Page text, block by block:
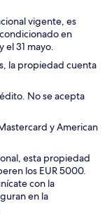
vigente, es
en
el 31 mayo.
la propiedad cuenta
No se acepta
y American
esta propiedad
los EUR 5000.
con la
en la